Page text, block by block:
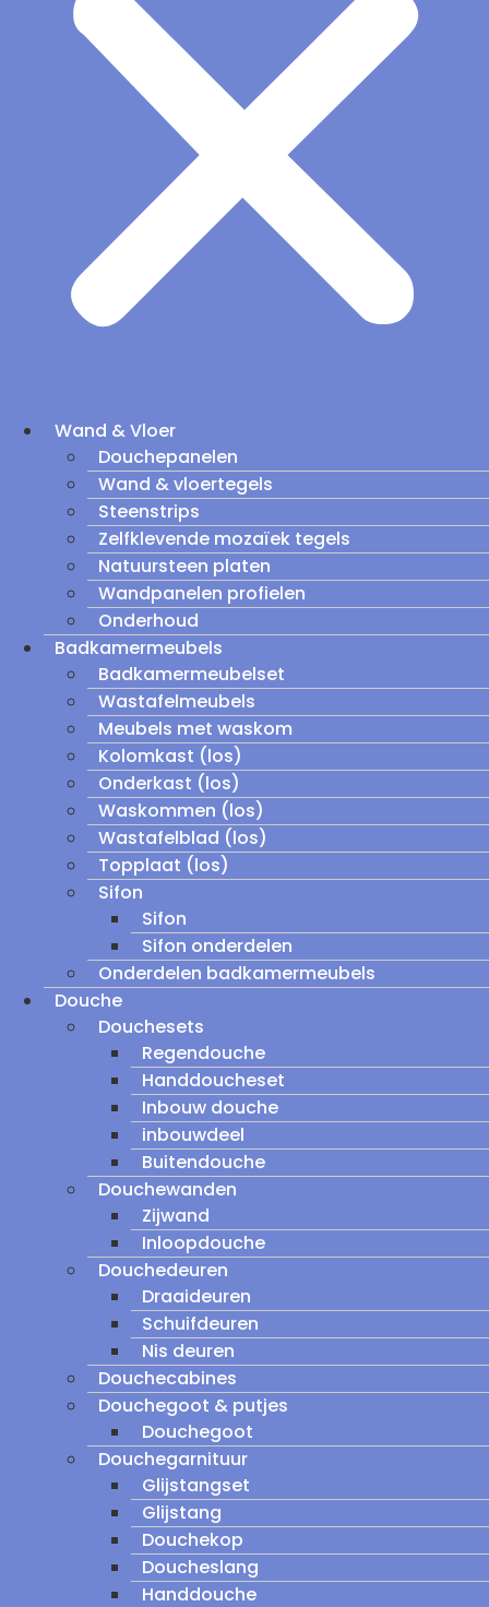
Wand & Vloer
Douchepanelen
Wand & vloertegels
Steenstrips
Zelfklevende mozaïek tegels
Natuursteen platen
Wandpanelen profielen
Onderhoud
Badkamermeubels
Badkamermeubelset
Wastafelmeubels
Meubels met waskom
Kolomkast (los)
Onderkast (los)
Waskommen (los)
Wastafelblad (los)
Topplaat (los)
Sifon
Sifon
Sifon onderdelen
Onderdelen badkamermeubels
Douche
Douchesets
Regendouche
Handdoucheset
Inbouw douche
inbouwdeel
Buitendouche
Douchewanden
Zijwand
Inloopdouche
Douchedeuren
Draaideuren
Schuifdeuren
Nis deuren
Douchecabines
Douchegoot & putjes
Douchegoot
Douchegarnituur
Glijstangset
Glijstang
Douchekop
Doucheslang
Handdouche